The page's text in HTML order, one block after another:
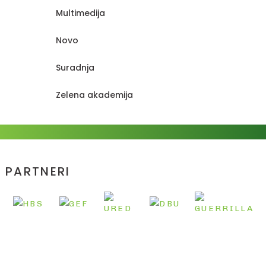
Multimedija
Novo
Suradnja
Zelena akademija
PARTNERI